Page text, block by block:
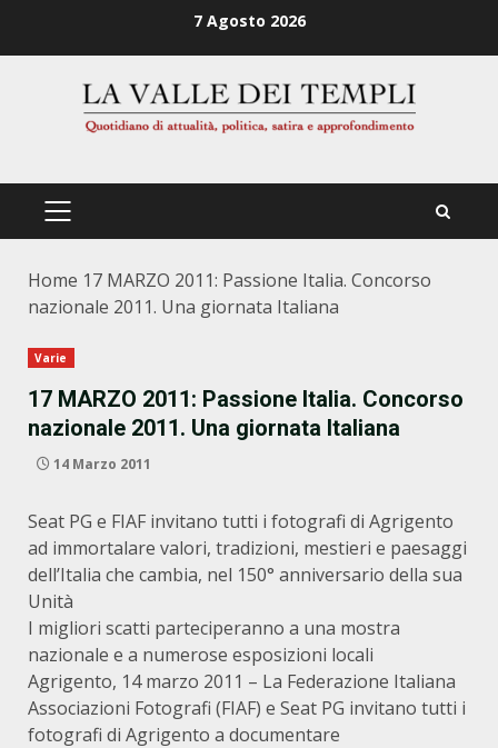
7 Agosto 2026
PRIMÄRES
Home 17 MARZO 2011: Passione Italia. Concorso
nazionale 2011. Una giornata Italiana
Varie
17 MARZO 2011: Passione Italia. Concorso
nazionale 2011. Una giornata Italiana
14 Marzo 2011
Seat PG e FIAF invitano tutti i fotografi di Agrigento
ad immortalare valori, tradizioni, mestieri e paesaggi
dell’Italia che cambia, nel 150° anniversario della sua
Unità
I migliori scatti parteciperanno a una mostra
nazionale e a numerose esposizioni locali
Agrigento, 14 marzo 2011 – La Federazione Italiana
Associazioni Fotografi (FIAF) e Seat PG invitano tutti i
fotografi di Agrigento a documentare